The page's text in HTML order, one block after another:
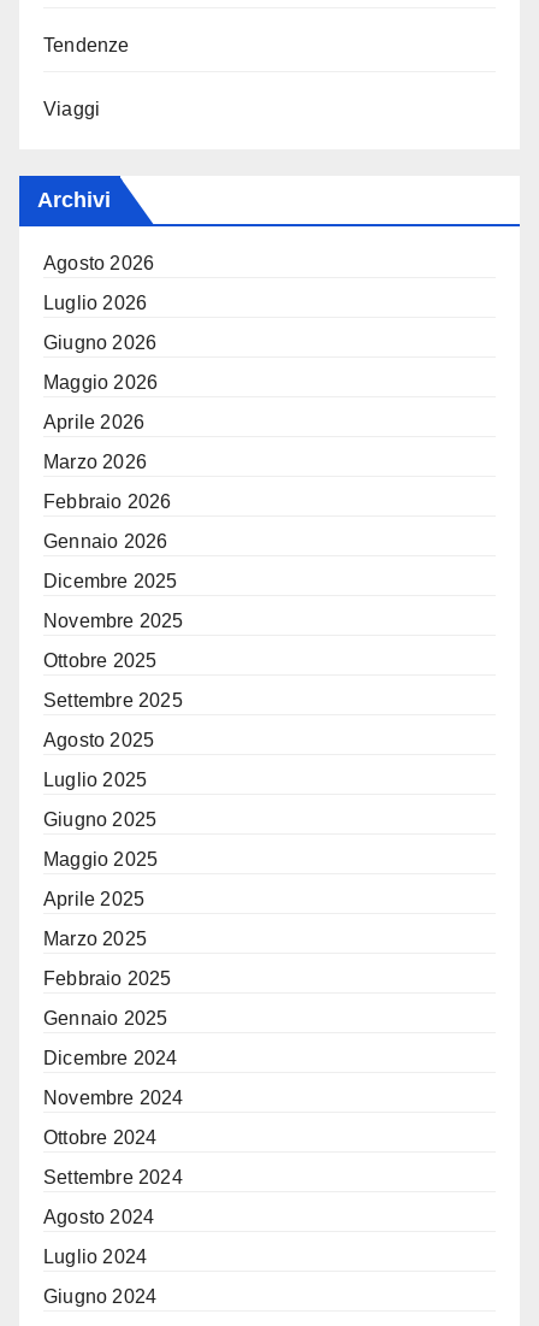
Tendenze
Viaggi
Archivi
Agosto 2026
Luglio 2026
Giugno 2026
Maggio 2026
Aprile 2026
Marzo 2026
Febbraio 2026
Gennaio 2026
Dicembre 2025
Novembre 2025
Ottobre 2025
Settembre 2025
Agosto 2025
Luglio 2025
Giugno 2025
Maggio 2025
Aprile 2025
Marzo 2025
Febbraio 2025
Gennaio 2025
Dicembre 2024
Novembre 2024
Ottobre 2024
Settembre 2024
Agosto 2024
Luglio 2024
Giugno 2024